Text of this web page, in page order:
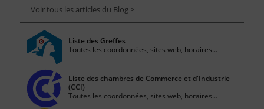
Voir tous les articles du Blog >
Liste des Greffes
Toutes les coordonnées, sites web, horaires...
Liste des chambres de Commerce et d'Industrie
(CCI)
Toutes les coordonnées, sites web, horaires...